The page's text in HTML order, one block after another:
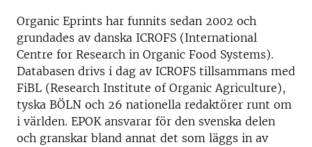
Organic Eprints har funnits sedan 2002 och
grundades av danska ICROFS (International
Centre for Research in Organic Food Systems).
Databasen drivs i dag av ICROFS tillsammans med
FiBL (Research Institute of Organic Agriculture),
tyska BÖLN och 26 nationella redaktörer runt om
i världen. EPOK ansvarar för den svenska delen
och granskar bland annat det som läggs in av